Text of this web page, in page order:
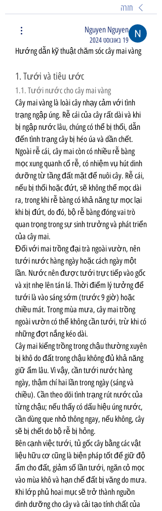
חזרה
Nguyen Nguyen
19 באוגוסט 2024
Hướng dẫn kỹ thuật chăm sóc cây mai vàng
1. Tưới và tiêu ước
1.1. Tưới nước cho cây mai vàng
Cây mai vàng là loài cây nhạy cảm với tình
trạng ngập úng. Rễ cái của cây rất dài và khi
bị ngập nước lâu, chúng có thể bị thối, dẫn
đến tình trạng cây bị héo úa và dần chết.
Ngoài rễ cái, cây mai còn có nhiều rễ bàng
mọc xung quanh cổ rễ, có nhiệm vụ hút dinh
dưỡng từ tầng đất mặt để nuôi cây. Rễ cái,
nếu bị thối hoặc đứt, sẽ không thể mọc dài
ra, trong khi rễ bàng có khả năng tự mọc lại
khi bị đứt, do đó, bộ rễ bàng đóng vai trò
quan trọng trong sự sinh trưởng và phát triển
của cây mai.
Đối với mai trồng đại trà ngoài vườn, nên
tưới nước hàng ngày hoặc cách ngày một
lần. Nước nên được tưới trực tiếp vào gốc
và xịt nhẹ lên tán lá. Thời điểm lý tưởng để
tưới là vào sáng sớm (trước 9 giờ) hoặc
chiều mát. Trong mùa mưa, cây mai trồng
ngoài vườn có thể không cần tưới, trừ khi có
những đợt nắng kéo dài.
Cây mai kiểng trồng trong chậu thường xuyên
bị khô do đất trong chậu không đủ khả năng
giữ ẩm lâu. Vì vậy, cần tưới nước hàng
ngày, thậm chí hai lần trong ngày (sáng và
chiều). Cần theo dõi tình trạng rút nước của
từng chậu; nếu thấy có dấu hiệu úng nước,
cần dùng que nhỏ thông ngay, nếu không, cây
sẽ bị chết do bộ rễ bị hỏng.
Bên cạnh việc tưới, tủ gốc cây bằng các vật
liệu hữu cơ cũng là biện pháp tốt để giữ độ
ẩm cho đất, giảm số lần tưới, ngăn cỏ mọc
vào mùa khô và hạn chế đất bị văng do mưa.
Khi lớp phủ hoai mục sẽ trở thành nguồn
dinh dưỡng cho cây và cải tạo tính chất của